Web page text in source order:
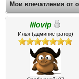
Мои впечатления от
lilovip
Илья (администратор)